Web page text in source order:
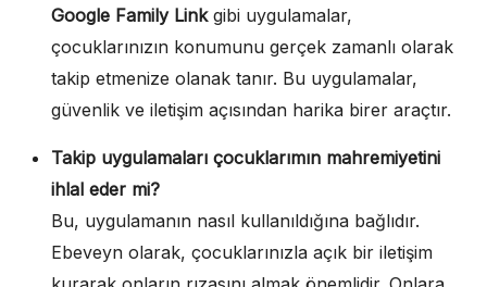
Google Family Linkgibi uygulamalar,
çocuklarınızın konumunu gerçek zamanlı olarak
takip etmenize olanak tanır. Bu uygulamalar,
güvenlik ve iletişim açısından harika birer araçtır.
Takip uygulamaları çocuklarımın mahremiyetini
ihlal eder mi?
Bu, uygulamanın nasıl kullanıldığına bağlıdır.
Ebeveyn olarak, çocuklarınızla açık bir iletişim